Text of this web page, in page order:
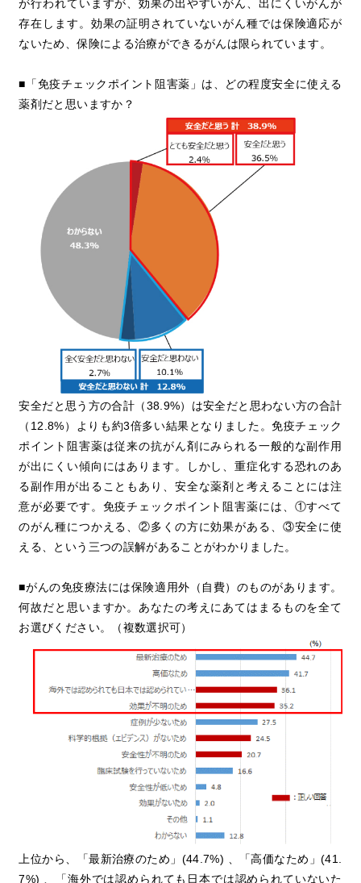
が行われていますが、効果の出やすいがん、出にくいがんが
存在します。効果の証明されていないがん種では保険適応が
ないため、保険による治療ができるがんは限られています。
■「免疫チェックポイント阻害薬」は、どの程度安全に使える
薬剤だと思いますか？
安全だと思う方の合計（38.9%）は安全だと思わない方の合計
（12.8%）よりも約3倍多い結果となりました。免疫チェック
ポイント阻害薬は従来の抗がん剤にみられる一般的な副作用
が出にくい傾向にはあります。しかし、重症化する恐れのあ
る副作用が出ることもあり、安全な薬剤と考えることには注
意が必要です。免疫チェックポイント阻害薬には、①すべて
のがん種につかえる、②多くの方に効果がある、③安全に使
える、という三つの誤解があることがわかりました。
■がんの免疫療法には保険適用外（自費）のものがあります。
何故だと思いますか。あなたの考えにあてはまるものを全て
お選びください。（複数選択可）
上位から、「最新治療のため」(44.7%) 、「高価なため」(41.
7%) 、「海外では認められても日本では認められていないた